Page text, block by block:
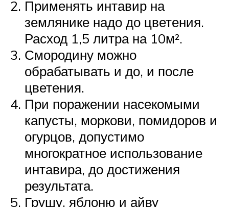
Применять интавир на
землянике надо до цветения.
Расход 1,5 литра на 10м².
Смородину можно
обрабатывать и до, и после
цветения.
При поражении насекомыми
капусты, моркови, помидоров и
огурцов, допустимо
многократное использование
интавира, до достижения
результата.
Грушу, яблоню и айву